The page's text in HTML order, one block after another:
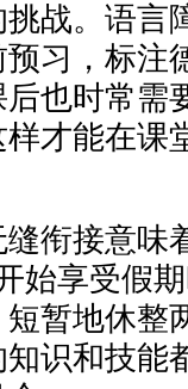
战。语言
习，标注
也时常需
才能在课
衔接意味
始享受假
暂地休整
识和技能